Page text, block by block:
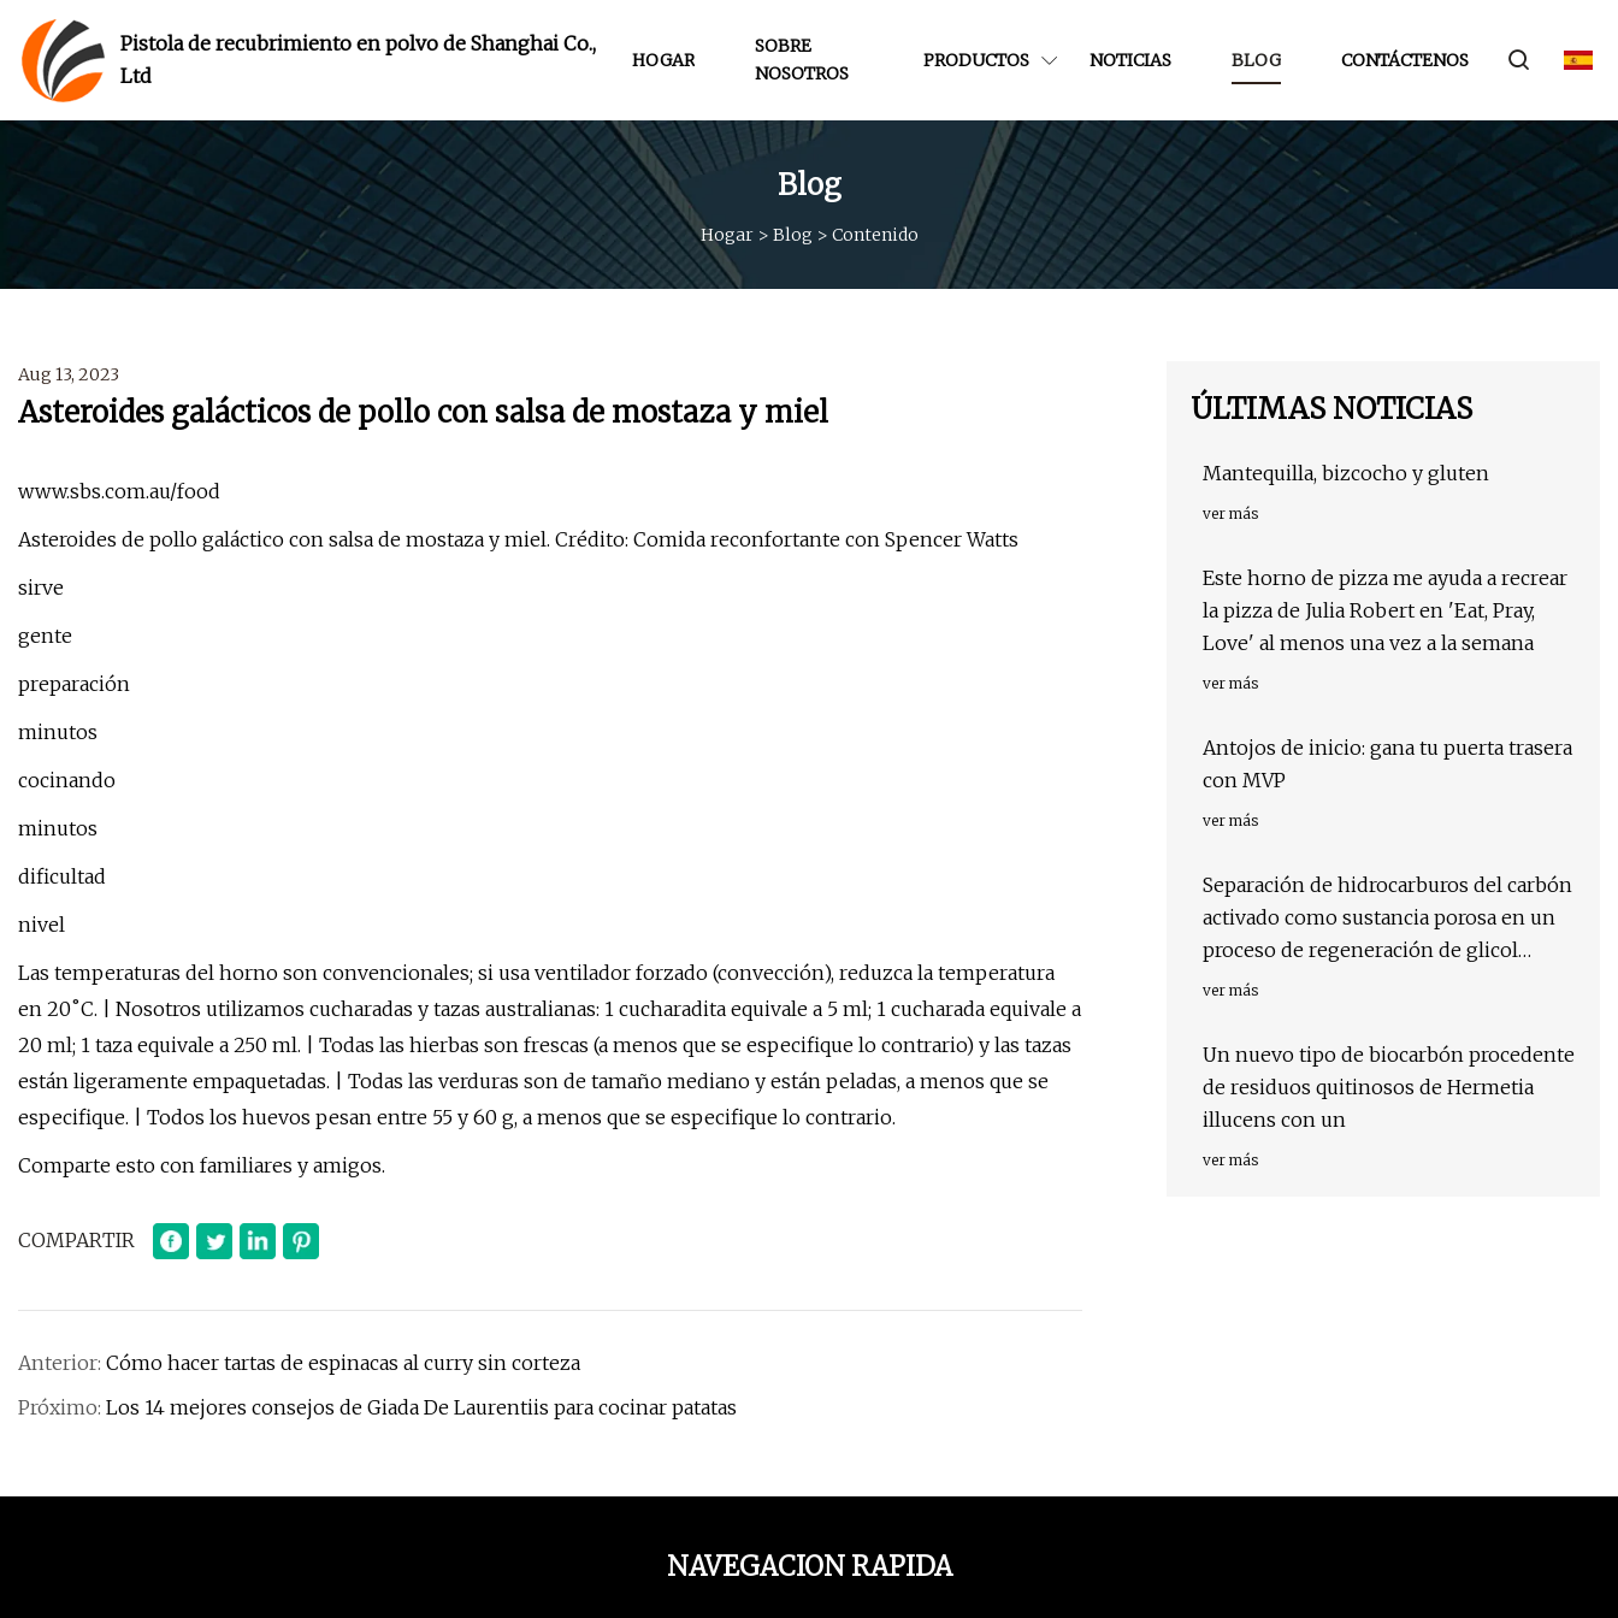
Pistola de recubrimiento en polvo de Shanghai Co.,
Ltd
HOGAR
SOBRE
NOSOTROS
PRODUCTOS NOTICIAS BLOG CONTÁCTENOS
Blog
Hogar> Blog > Contenido
Aug 13, 2023
Asteroides galácticos de pollo con salsa de mostaza y miel
www.sbs.com.au/food
Asteroides de pollo galáctico con salsa de mostaza y miel. Crédito: Comida reconfortante con Spencer Watts
sirve
gente
preparación
minutos
cocinando
minutos
dificultad
nivel
Las temperaturas del horno son convencionales; si usa ventilador forzado (convección), reduzca la temperatura
en 20˚C. | Nosotros utilizamos cucharadas y tazas australianas: 1 cucharadita equivale a 5 ml; 1 cucharada equivale a
20 ml; 1 taza equivale a 250 ml. | Todas las hierbas son frescas (a menos que se especifique lo contrario) y las tazas
están ligeramente empaquetadas. | Todas las verduras son de tamaño mediano y están peladas, a menos que se
especifique. | Todos los huevos pesan entre 55 y 60 g, a menos que se especifique lo contrario.
Comparte esto con familiares y amigos.
COMPARTIR
Anterior: Cómo hacer tartas de espinacas al curry sin corteza
Próximo: Los 14 mejores consejos de Giada De Laurentiis para cocinar patatas
ÚLTIMAS NOTICIAS
Mantequilla, bizcocho y gluten
ver más
Este horno de pizza me ayuda a recrear
la pizza de Julia Robert en 'Eat, Pray,
Love' al menos una vez a la semana
ver más
Antojos de inicio: gana tu puerta trasera
con MVP
ver más
Separación de hidrocarburos del carbón
activado como sustancia porosa en un
proceso de regeneración de glicol
utilizando dióxido de carbono
ver más
Un nuevo tipo de biocarbón procedente
de residuos quitinosos de Hermetia
illucens con un
ver más
NAVEGACION RAPIDA